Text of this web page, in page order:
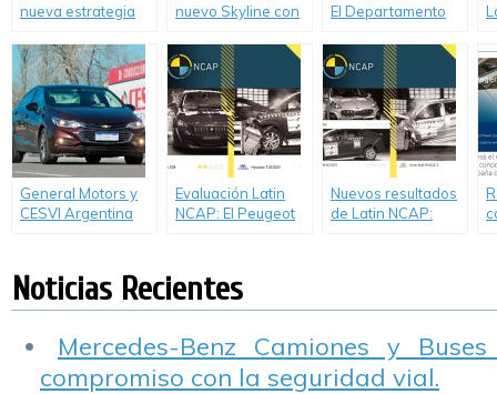
nueva estrategia
sustentabilidad
nuevo Skyline con
asistencia para el
conductor
ProPILOT 2.0.
El Departamento
de Honda lanza su
página web
General Motors y
CESVI Argentina
Evaluación Latin
NCAP: El Peugeot
Hyundai Tucson
obtuvo cero.
Nuevos resultados
de Latin NCAP:
Noticias Recientes
Mercedes-Benz Camiones y
compromiso con la seguridad vial.